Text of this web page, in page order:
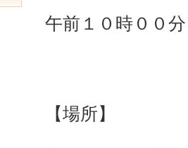
午前１０時００
【場所】